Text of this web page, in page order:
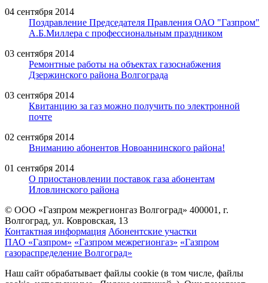
04 сентября 2014
Поздравление Председателя Правления ОАО "Газпром"
А.Б.Миллера с профессиональным праздником
03 сентября 2014
Ремонтные работы на объектах газоснабжения
Дзержинского района Волгограда
03 сентября 2014
Квитанцию за газ можно получить по электронной
почте
02 сентября 2014
Вниманию абонентов Новоаннинского района!
01 сентября 2014
О приостановлении поставок газа абонентам
Иловлинского района
© ООО «Газпром межрегионгаз Волгоград» 400001, г.
Волгоград, ул. Ковровская, 13
Контактная информация Абонентские участки
ПАО «Газпром» «Газпром межрегионгаз» «Газпром
газораспределение Волгоград»
Наш сайт обрабатывает файлы cookie (в том числе, файлы